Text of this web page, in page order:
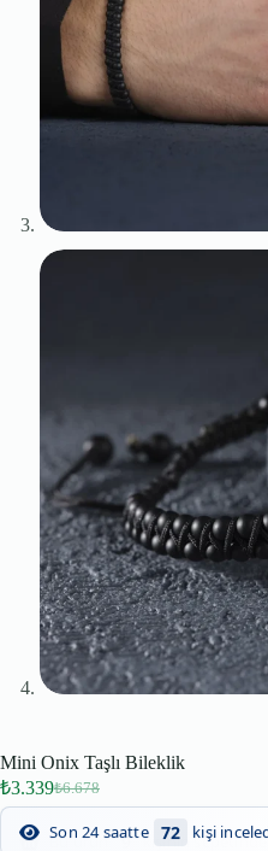
Mini Onix Taşlı Bileklik
₺6.678
₺3.339
Son 24 saatte 72 kişi